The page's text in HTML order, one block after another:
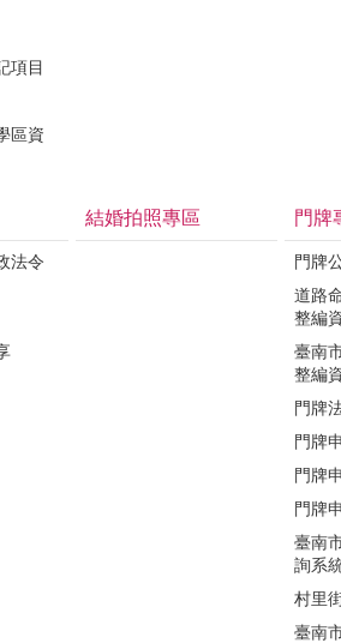
項目
區資
法令
結婚拍照專區 門牌
門牌
道路
整編
臺南
整編
門牌
門牌
門牌
門牌
臺南
詢系
村里
臺南